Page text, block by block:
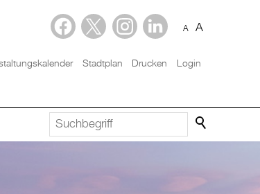
A A
Stadtplan Drucken Login